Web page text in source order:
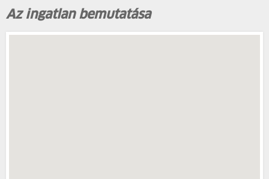
Az ingatlan bemutatása